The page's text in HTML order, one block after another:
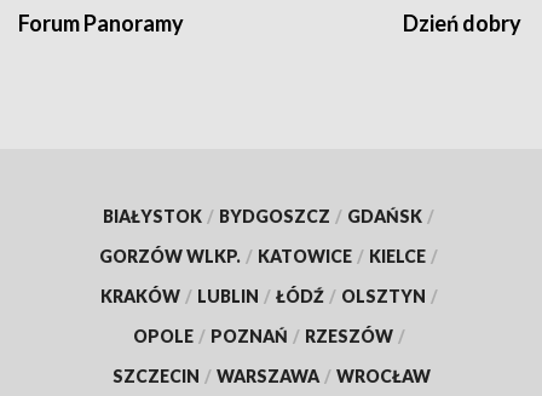
Forum Panoramy Dzień dobry
BIAŁYSTOK / BYDGOSZCZ / GDAŃSK /
GORZÓW WLKP. / KATOWICE / KIELCE /
KRAKÓW / LUBLIN / ŁÓDŹ / OLSZTYN /
OPOLE / POZNAŃ / RZESZÓW /
SZCZECIN / WARSZAWA / WROCŁAW